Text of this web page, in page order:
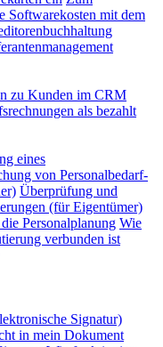
Softwarekosten mit dem
zu Kunden im CRM
als bezahlt
eines
von Personalbedarf-
Überprüfung und
(für Eigentümer)
Personalplanung Wie
verbunden ist
Signatur)
in mein Dokument